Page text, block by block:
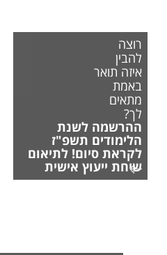
רוצה
להבין
איזה תואר
באמת
מתאים
לך?
ההרשמה לשנת
הלימודים תשפ"ז
לקראת סיום! לתיאום
שיחת ייעוץ אישית